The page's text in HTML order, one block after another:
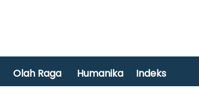
Olah Raga Humanika Indeks